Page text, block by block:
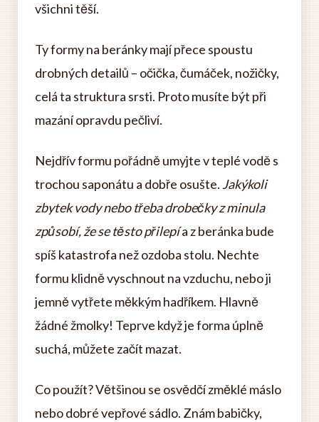
všichni těší.
Ty formy na beránky mají přece spoustu
drobných detailů – očička, čumáček, nožičky,
celá ta struktura srsti. Proto musíte být při
mazání opravdu pečliví.
Nejdřív formu pořádně umyjte v teplé vodě s
trochou saponátu a dobře osušte. Jakýkoli
zbytek vody nebo třeba drobečky z minula
způsobí, že se těsto přilepía z beránka bude
spíš katastrofa než ozdoba stolu. Nechte
formu klidně vyschnout na vzduchu, nebo ji
jemně vytřete měkkým hadříkem. Hlavně
žádné žmolky! Teprve když je forma úplně
suchá, můžete začít mazat.
Co použít? Většinou se osvědčí změklé máslo
nebo dobré vepřové sádlo. Znám babičky,